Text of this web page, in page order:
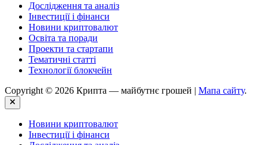
Дослідження та аналіз
Інвестиції і фінанси
Новини криптовалют
Освіта та поради
Проекти та стартапи
Тематичні статті
Технології блокчейн
Copyright © 2026 Крипта — майбутнє грошей | Мапа сайту.
Close
Новини криптовалют
Інвестиції і фінанси